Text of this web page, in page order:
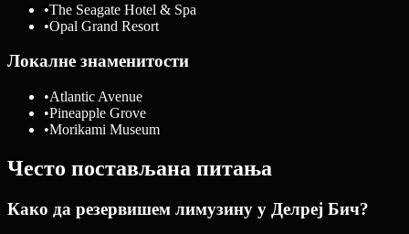
•The Seagate Hotel & Spa
•Opal Grand Resort
Локалне знаменитости
•Atlantic Avenue
•Pineapple Grove
•Morikami Museum
Често постављана питања
Како да резервишем лимузину у Делреј Бич?